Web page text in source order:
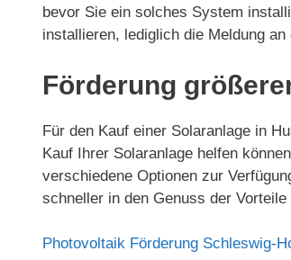
bevor Sie ein solches System
installieren, lediglich die Meldung
Förderung
Für den Kauf einer Solaranlage in
Kauf Ihrer Solaranlage helfen
verschiedene Optionen zur
schneller in den Genuss der
Photovoltaik Förderung Schleswig-